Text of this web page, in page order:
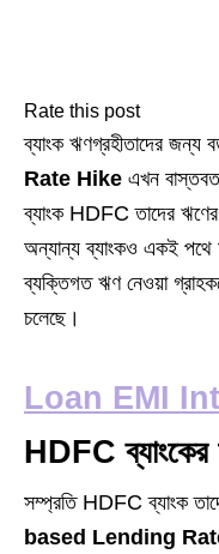
Rate this post
ব্যাংক ঋণগ্রহীতাদের জন্য
Rate Hike এখন
ব্যাংক HDFC তাদের
অন্যান্য ব্যাংকও একই পথে
ব্যক্তিগত ঋণ নেওয়া
চলেছে।
Loan EMI
HDFC ব্যাংকের
সম্প্রতি HDFC ব্যাংক
based Lending